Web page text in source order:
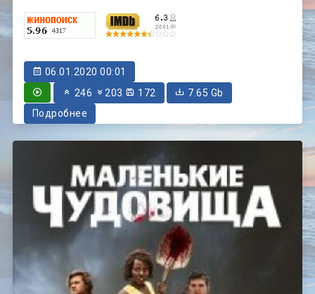
06.01.2020 00:01
246
203 172
7.65 Gb
Подробнее